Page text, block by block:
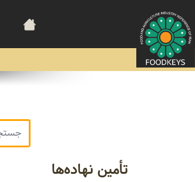
تأمین نهاده‌ها